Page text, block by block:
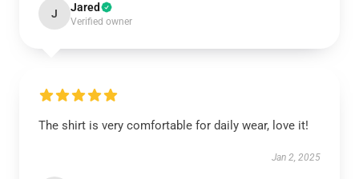
J Jared
Verified owner
The shirt is very comfortable for daily wear, love it!
Jan 2, 2025